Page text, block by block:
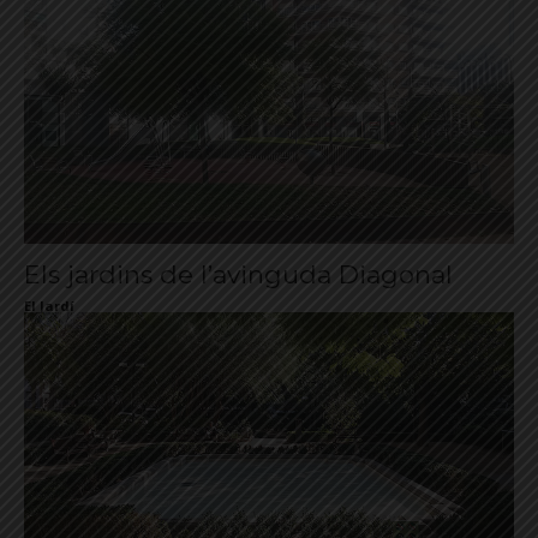
Els jardins de l’avinguda Diagonal
El Jardí